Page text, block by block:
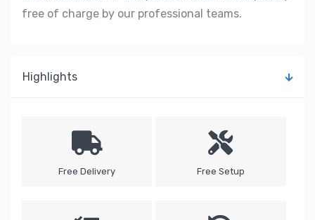
free of charge by our professional teams.
Highlights
Free Delivery Free Setup